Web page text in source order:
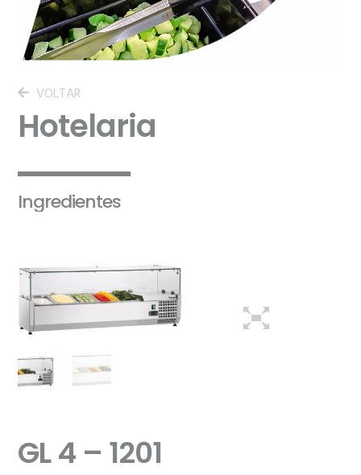
VOLTAR
Hotelaria
Ingredientes
GL 4 – 1201